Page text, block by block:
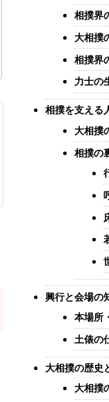
相撲界
大相撲
相撲界
力士の
相撲を支える
大相撲
相撲の
興行と会場の
本場所
土俵の
大相撲の歴史
大相撲